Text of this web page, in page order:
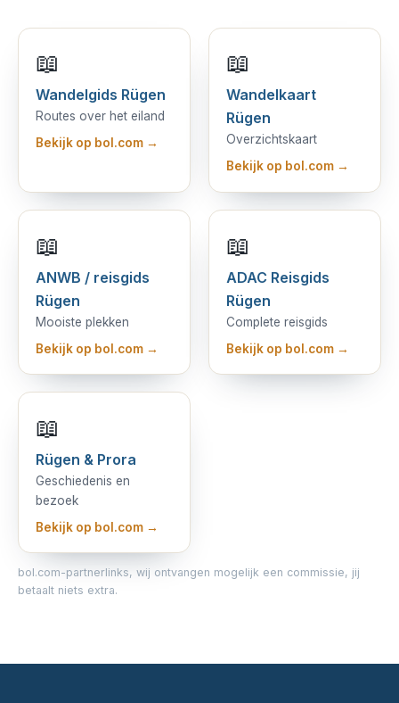
📖
Wandelgids Rügen
Routes over het eiland
Bekijk op bol.com →
📖
Wandelkaart
Rügen
Overzichtskaart
Bekijk op bol.com →
📖
ANWB / reisgids
Rügen
Mooiste plekken
Bekijk op bol.com →
📖
ADAC Reisgids
Rügen
Complete reisgids
Bekijk op bol.com →
📖
Rügen & Prora
Geschiedenis en
bezoek
Bekijk op bol.com →
bol.com-partnerlinks, wij ontvangen mogelijk een commissie, jij
betaalt niets extra.